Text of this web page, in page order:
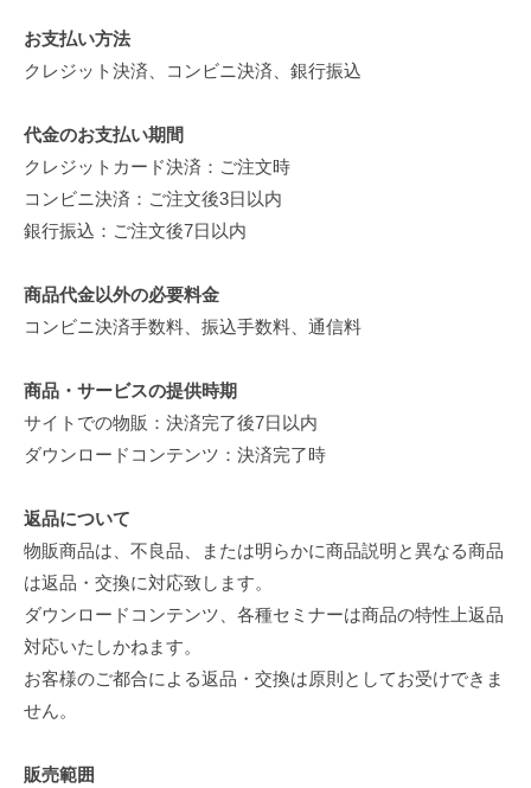
お支払い方法
クレジット決済、コンビニ決済、銀行振込
代金のお支払い期間
クレジットカード決済：ご注文時
コンビニ決済：ご注文後3日以内
銀行振込：ご注文後7日以内
商品代金以外の必要料金
コンビニ決済手数料、振込手数料、通信料
商品・サービスの提供時期
サイトでの物販：決済完了後7日以内
ダウンロードコンテンツ：決済完了時
返品について
物販商品は、不良品、または明らかに商品説明と異なる商品
は返品・交換に対応致します。
ダウンロードコンテンツ、各種セミナーは商品の特性上返品
対応いたしかねます。
お客様のご都合による返品・交換は原則としてお受けできま
せん。
販売範囲